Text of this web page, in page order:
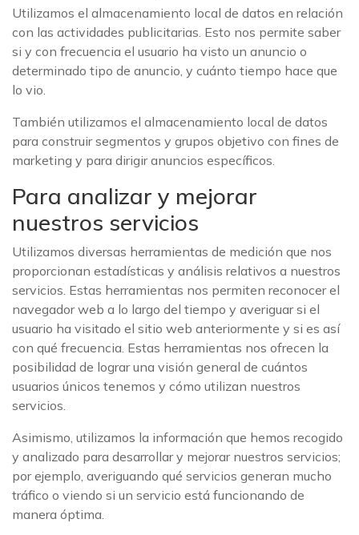
Utilizamos el almacenamiento local de datos en relación
con las actividades publicitarias. Esto nos permite saber
si y con frecuencia el usuario ha visto un anuncio o
determinado tipo de anuncio, y cuánto tiempo hace que
lo vio.
También utilizamos el almacenamiento local de datos
para construir segmentos y grupos objetivo con fines de
marketing y para dirigir anuncios específicos.
Para analizar y mejorar
nuestros servicios
Utilizamos diversas herramientas de medición que nos
proporcionan estadísticas y análisis relativos a nuestros
servicios. Estas herramientas nos permiten reconocer el
navegador web a lo largo del tiempo y averiguar si el
usuario ha visitado el sitio web anteriormente y si es así
con qué frecuencia. Estas herramientas nos ofrecen la
posibilidad de lograr una visión general de cuántos
usuarios únicos tenemos y cómo utilizan nuestros
servicios.
Asimismo, utilizamos la información que hemos recogido
y analizado para desarrollar y mejorar nuestros servicios;
por ejemplo, averiguando qué servicios generan mucho
tráfico o viendo si un servicio está funcionando de
manera óptima.